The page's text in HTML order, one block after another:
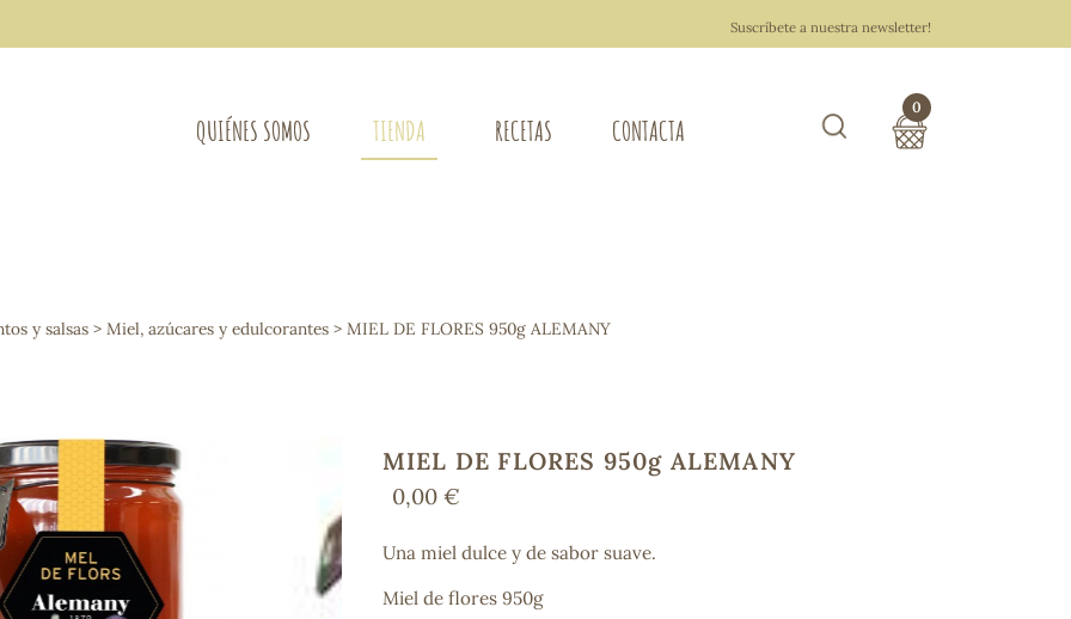
Suscríbete a nuestra newsletter!
QUIÉNES SOMOS TIENDA
Osteo-articular
Mujer
Control de peso
Extracto de plantas
Ácidos Grasos
Depurativos
Bienestar emocional
Jalea Real
Memoria
RECETAS CONTACTA
0
y salsas > Miel, azúcares y edulcorantes > MIEL DE FLORES 950g ALEMANY
MIEL DE FLORES 950g ALEMANY
0,00 €
Una miel dulce y de sabor suave.
Miel de flores 950g